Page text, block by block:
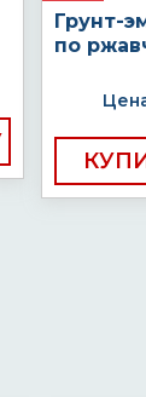
Грунт-
по